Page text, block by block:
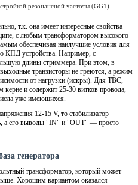
резонансной частоты (GG1)
т.к. она имеет интересные свойства
с любым трансформатором высокого
обеспечивая наилучшие условия для
КПД устройства. Например, с
длины стриммера. При этом, в
транзисторы не греются, а режим
от нагрузки (искры). Для ТВС,
керне и содержит 25-30 витков провода,
уже имеющихся.
12-15 V, то стабилизатор
а его выводы "IN" и "OUT" — просто
генератора
трансформатор, который может
Хорошим вариантом оказался